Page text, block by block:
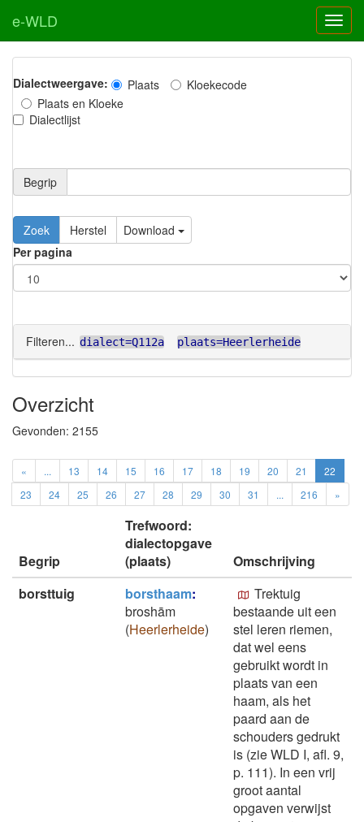
e-WLD
Dialectweergave: Plaats
Kloekecode
Plaats en Kloeke
Dialectlijst
Begrip
Zoek Herstel
Download
Per pagina
Filteren... dialect=Q112a plaats=Heerlerheide
Overzicht
Gevonden: 2155
« ... 13 14 15 16 17 18 19 20 21
22
23
24 25 26 27 28 29 30 31 ... 216 »
Begrip
Trefwoord:
dialectopgave
(plaats)
Omschrijving
borsttuig
borsthaam:
broshām
(Heerlerheide)
Trektuig
bestaande uit een
stel leren riemen,
dat wel eens
gebruikt wordt in
plaats van een
haam, als het
paard aan de
schouders gedrukt
is (zie WLD I, afl. 9,
p. 111). In een vrij
groot aantal
opgaven verwijst